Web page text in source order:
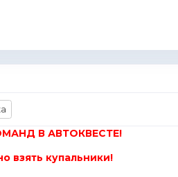
В АВТОКВЕСТЕ!
взять купальники!